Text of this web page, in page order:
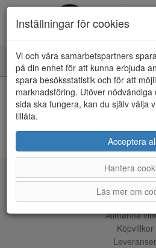
Toggle
navigation
HEM
Kunde inte hitta några artiklar...
ÅNGRA
Inställningar för cookies
Vi och våra samarbetspartners
på din enhet för att kunna erbjuda
spara besöksstatistik och för att
marknadsföring. Utöver
sida ska fungera, kan du själv välja
tillåta.
Acceptera
Hantera
Läs mer om
Allmänna
Köpvillkor
Leveranser